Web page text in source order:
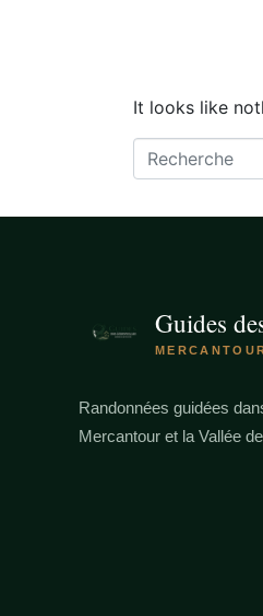
It looks like
Guides
Randonnées guidées
Mercantour et la Vallée